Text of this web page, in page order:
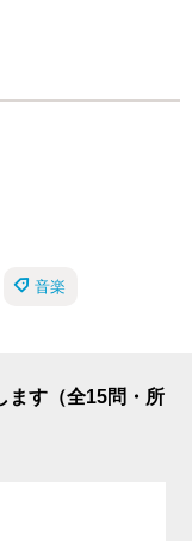
音楽
ます（全15問・所